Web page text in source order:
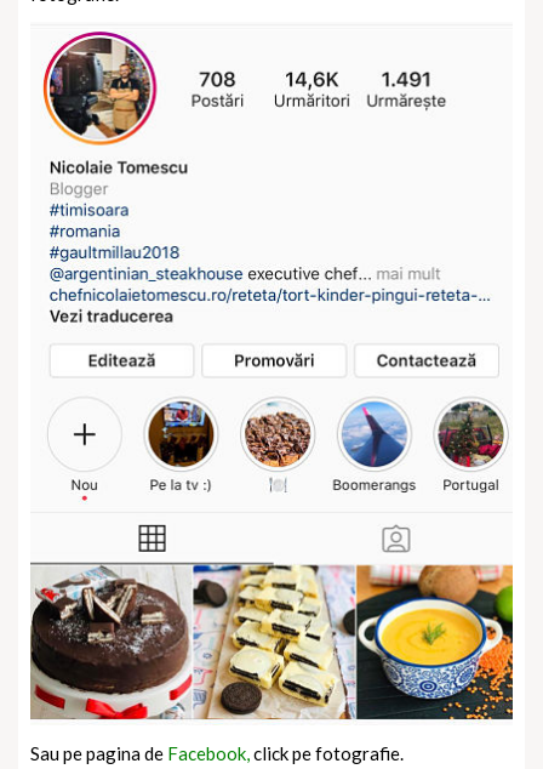
Sau pe pagina de Facebook,click pe fotografie.